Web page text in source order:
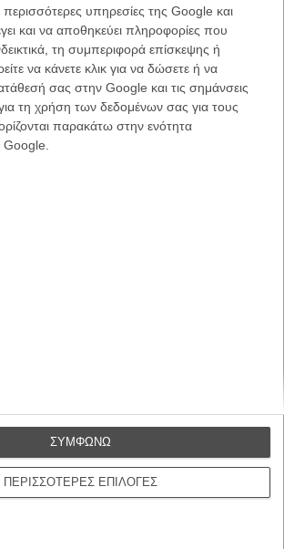
περισσότερες υπηρεσίες της Google και
και να αποθηκεύει πληροφορίες που
τη συμπεριφορά επίσκεψης ή
να κάνετε κλικ για να δώσετε ή να
σας στην Google και τις σημάνσεις
τη χρήση των δεδομένων σας για τους
παρακάτω στην ενότητα
ΠΕΡΙΣΣΟΤΕΡΕΣ ΕΠΙΛΟΓΕΣ
ΣΥΜΦΩΝΩ
υπερτιμημένη. Δεν σε κάνει
πάει πουθενά η επιτυχία. Είναι
ανεβαστικό, επιφανειακό